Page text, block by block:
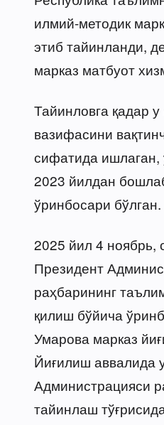
илмий-методик
этиб тайинланди,
марказ матбуот
Тайинловга қадар
вазифасини
сифатида ишлаган,
2023 йилдан
ўринбосари бўлган.
2025 йил 4 ноябрь,
Президент
раҳбарининг
қилиш бўйича
Умарова марказ
Йиғилиш аввалида
Администрацияси
тайинлаш